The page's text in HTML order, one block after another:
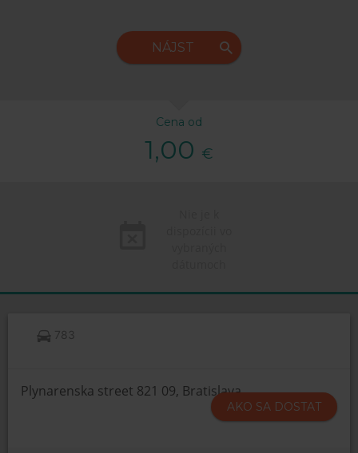
NÁJST
Cena od
1,00 €
783
Plynarenska street 821 09, Bratislava
AKO SA DOSTAT